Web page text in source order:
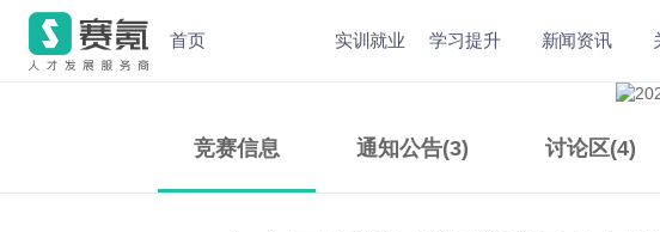
首页 实训就业 学习提升 新闻资讯
竞赛信息 通知公告(3) 讨论区(4)